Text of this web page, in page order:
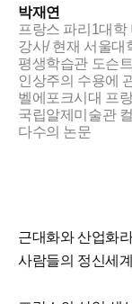
박재연
프랑스 파리1대학
강사/ 현재 서울대
평생학습관 도슨
인상주의 수용에
벨에포크시대 프
국립알제미술관
다수의 논문
근대화와 산업화
사람들의 정신세